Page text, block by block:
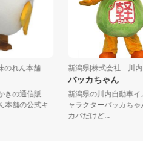
ん本舗
通信販
の公式キ
新潟県|株式会社 川内自
バッカちゃん
新潟県の川内自動車イメー
ャラクターバッカちゃん
カバだけど...